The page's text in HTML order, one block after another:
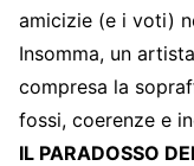
amicizie (e i voti)
Insomma, un
compresa la
fossi, coerenze e
IL PARADOSSO